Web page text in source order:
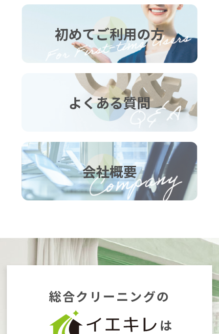
初めてご利用の方
よくある質問
会社概要
総合クリーニングの
は